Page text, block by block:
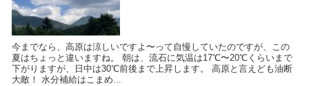
今までなら、高原は涼しいですよ〜って自慢していたのですが、この
夏はちょっと違いますね。 朝は、流石に気温は17℃〜20℃くらいまで
下がりますが、日中は30℃前後まで上昇します。 高原と言えども油断
大敵！ 水分補給はこまめ...